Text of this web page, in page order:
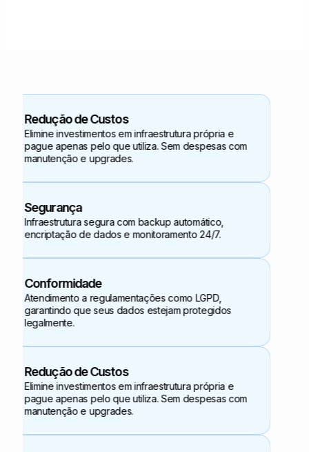
Redução de Custos
Elimine investimentos em infraestrutura própria e
pague apenas pelo que utiliza. Sem despesas com
manutenção e upgrades.
Segurança
Infraestrutura segura com backup automático,
encriptação de dados e monitoramento 24/7.
Conformidade
Atendimento a regulamentações como LGPD,
garantindo que seus dados estejam protegidos
legalmente.
Redução de Custos
Elimine investimentos em infraestrutura própria e
pague apenas pelo que utiliza. Sem despesas com
manutenção e upgrades.